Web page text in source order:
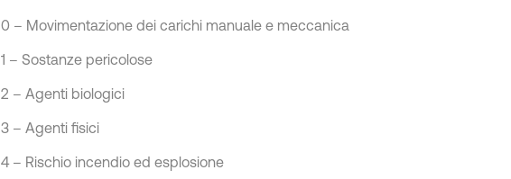
– Movimentazione dei carichi manuale e meccanica
– Sostanze pericolose
– Agenti biologici
– Agenti fisici
– Rischio incendio ed esplosione